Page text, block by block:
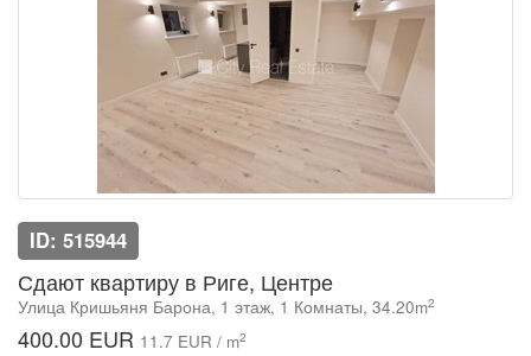
ID: 515944
Сдают квартиру в Риге, Центре
Улица Кришьяня Барона, 1 этаж, 1 Комнаты, 34.20m2
400.00 EUR 11.7 EUR / m2